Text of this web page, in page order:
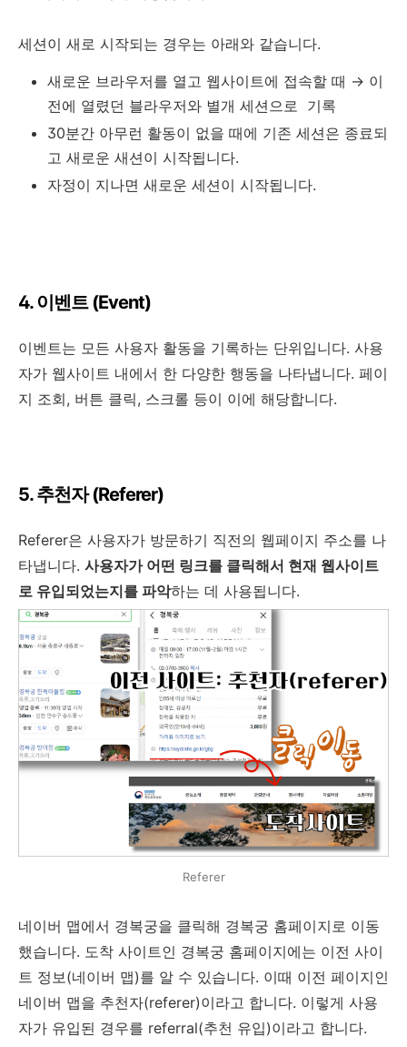
세션이 새로 시작되는 경우는 아래와 같습니다.
새로운 브라우저를 열고 웹사이트에 접속할 때 → 이
전에 열렸던 블라우저와 별개 세션으로 기록
30분간 아무런 활동이 없을 때에 기존 세션은 종료되
고 새로운 새션이 시작됩니다.
자정이 지나면 새로운 세션이 시작됩니다.
4. 이벤트 (Event)
이벤트는 모든 사용자 활동을 기록하는 단위입니다. 사용
자가 웹사이트 내에서 한 다양한 행동을 나타냅니다. 페이
지 조회, 버튼 클릭, 스크롤 등이 이에 해당합니다.
5. 추천자 (Referer)
Referer은 사용자가 방문하기 직전의 웹페이지 주소를 나
타냅니다. 사용자가 어떤 링크를 클릭해서 현재 웹사이트
로 유입되었는지를 파악하는 데 사용됩니다.
Referer
네이버 맵에서 경복궁을 클릭해 경복궁 홈페이지로 이동
했습니다. 도착 사이트인 경복궁 홈페이지에는 이전 사이
트 정보(네이버 맵)를 알 수 있습니다. 이때 이전 페이지인
네이버 맵을 추천자(referer)이라고 합니다. 이렇게 사용
자가 유입된 경우를 referral(추천 유입)이라고 합니다.